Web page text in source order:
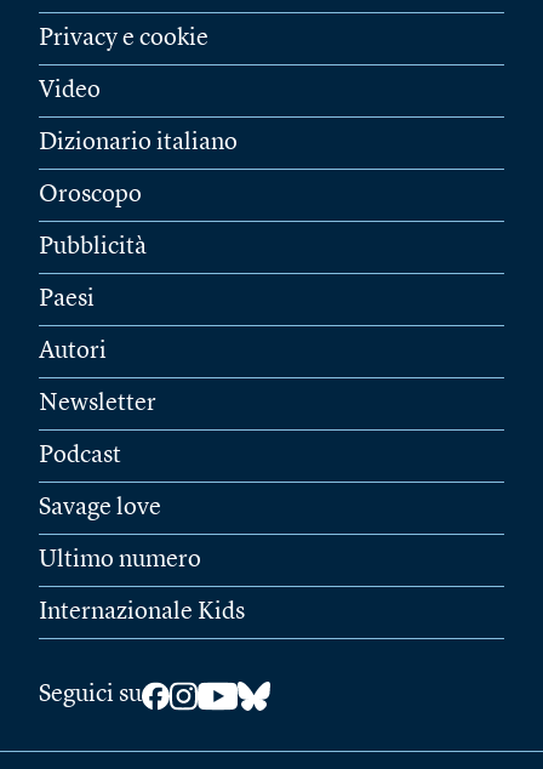
Privacy e cookie
Video
Dizionario italiano
Oroscopo
Pubblicità
Paesi
Autori
Newsletter
Podcast
Savage love
Ultimo numero
Internazionale Kids
Seguici su